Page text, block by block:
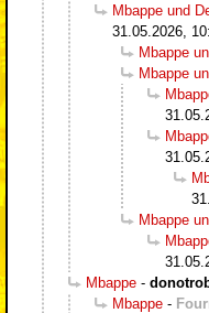
Mbappe und
31.05.2026,
Mbappe
Mbappe
Mbappe
Mbappe -
Mbappe -